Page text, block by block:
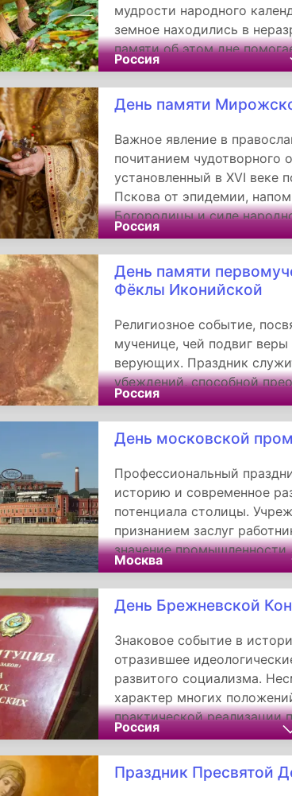
мудрости народного
земное находились в
памяти об этом дне
мировоззрения и
веками определяли ритм
Россия
День памяти
Важное явление в
почитанием чудотворного
установленный в XVI веке
Пскова от эпидемии,
Богородицы и силе
этом образе через века,
испытания, служит
связи поколений и
русской культуре.
Россия
День памяти
Фёклы Иконийской
Религиозное событие,
мученице, чей подвиг
верующих. Праздник
убеждений, способной
подчёркивает значение
и современной жизни.
Россия
День московской
Профессиональный
историю и современное
потенциала столицы.
признанием заслуг
значение
кондитерских фабрик до
московская
сохраняя традиции и
Москва
День Брежневской
Знаковое событие в
отразившее
развитого социализма.
характер многих
практической реализации
документ представлял
российского
сохраняет актуальность
Россия
Праздник Пресвятой